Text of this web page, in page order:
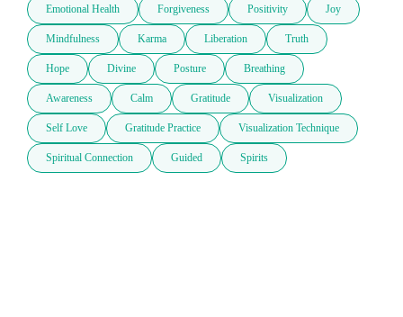
Emotional Health Forgiveness Positivity Joy
Mindfulness Karma Liberation Truth
Hope Divine Posture Breathing
Awareness Calm Gratitude Visualization
Self Love Gratitude Practice Visualization Technique
Spiritual Connection Guided Spirits